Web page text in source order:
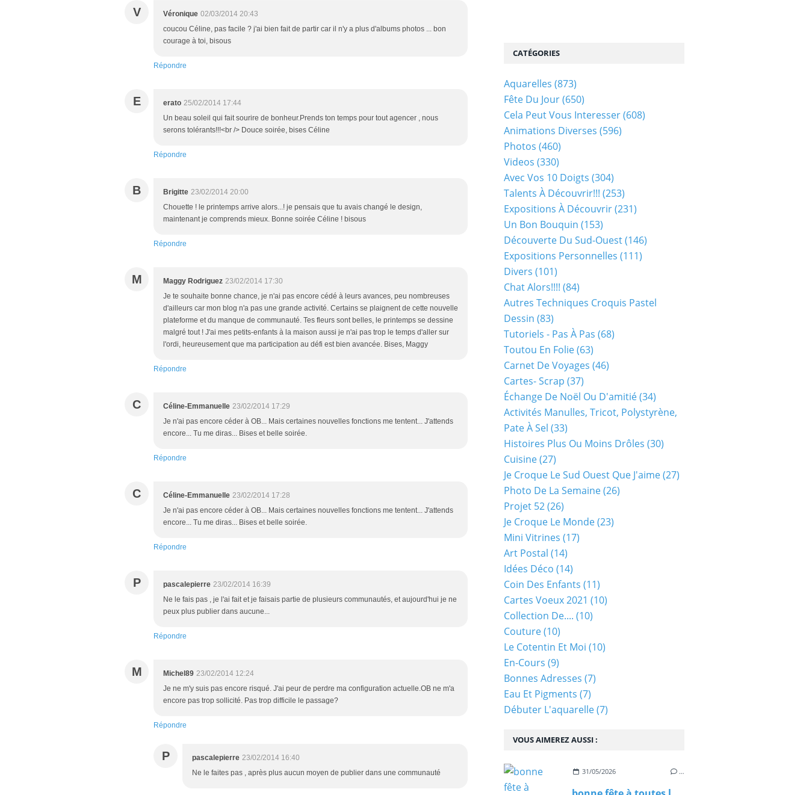
V Véronique 02/03/2014 20:43
coucou Céline, pas facile ? j'ai bien fait de partir car il n'y a plus d'albums photos ... bon
courage à toi, bisous
Répondre
E erato 25/02/2014 17:44
Un beau soleil qui fait sourire de bonheur.Prends ton temps pour tout agencer , nous
serons tolérants!!!<br /> Douce soirée, bises Céline
Répondre
B Brigitte 23/02/2014 20:00
Chouette ! le printemps arrive alors...! je pensais que tu avais changé le design,
maintenant je comprends mieux. Bonne soirée Céline ! bisous
Répondre
M Maggy Rodriguez 23/02/2014 17:30
Je te souhaite bonne chance, je n'ai pas encore cédé à leurs avances, peu nombreuses
d'ailleurs car mon blog n'a pas une grande activité. Certains se plaignent de cette nouvelle
plateforme et du manque de communauté. Tes fleurs sont belles, le printemps se dessine
malgré tout ! J'ai mes petits-enfants à la maison aussi je n'ai pas trop le temps d'aller sur
l'ordi, heureusement que ma participation au défi est bien avancée. Bises, Maggy
Répondre
C Céline-Emmanuelle 23/02/2014 17:29
Je n'ai pas encore céder à OB... Mais certaines nouvelles fonctions me tentent... J'attends
encore... Tu me diras... Bises et belle soirée.
Répondre
C Céline-Emmanuelle 23/02/2014 17:28
Je n'ai pas encore céder à OB... Mais certaines nouvelles fonctions me tentent... J'attends
encore... Tu me diras... Bises et belle soirée.
Répondre
P pascalepierre 23/02/2014 16:39
Ne le fais pas , je l'ai fait et je faisais partie de plusieurs communautés, et aujourd'hui je ne
peux plus publier dans aucune...
Répondre
M Michel89 23/02/2014 12:24
Je ne m'y suis pas encore risqué. J'ai peur de perdre ma configuration actuelle.OB ne m'a
encore pas trop sollicité. Pas trop difficile le passage?
Répondre
P pascalepierre 23/02/2014 16:40
Ne le faites pas , après plus aucun moyen de publier dans une communauté
VOUS AIMEREZ AUSSI :
31/05/2026 …
CATÉGORIES
Aquarelles (873)
Fête Du Jour(650)
Cela Peut Vous Interesser(608)
Animations Diverses (596)
Photos (460)
Videos (330)
Avec Vos 10 Doigts (304)
Talents À Découvrir!!! (253)
Expositions À Découvrir(231)
Un Bon Bouquin (153)
Découverte Du Sud-Ouest(146)
Expositions Personnelles (111)
Divers (101)
Chat Alors!!!! (84)
Autres Techniques Croquis Pastel
Dessin (83)
Tutoriels - Pas À Pas (68)
Toutou En Folie(63)
Carnet De Voyages (46)
Cartes- Scrap (37)
Échange De Noël Ou D'amitié(34)
Activités Manulles, Tricot, Polystyrène,
Pate À Sel (33)
Histoires Plus Ou Moins Drôles (30)
Cuisine(27)
Je Croque Le Sud Ouest Que J'aime(27)
Photo De La Semaine(26)
Projet 52(26)
Je Croque Le Monde(23)
Mini Vitrines (17)
Art Postal (14)
Idées Déco (14)
Coin Des Enfants (11)
Cartes Voeux 2021 (10)
Collection De.... (10)
Couture(10)
Le Cotentin Et Moi (10)
En-Cours (9)
Bonnes Adresses (7)
Eau Et Pigments (7)
Débuter L'aquarelle(7)